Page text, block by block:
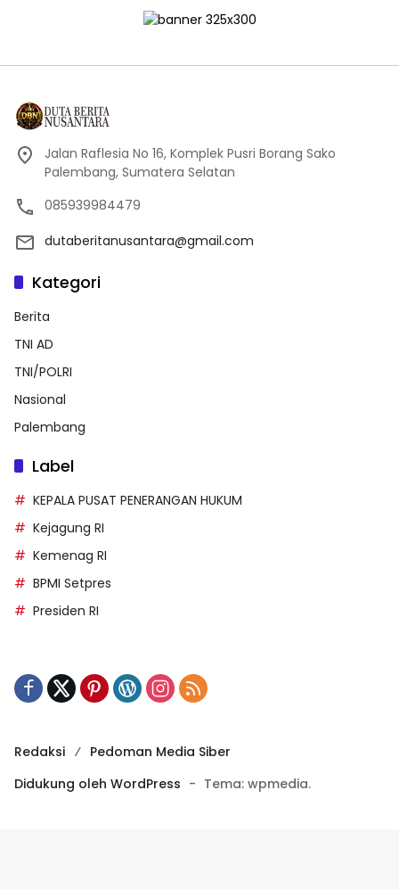
Jalan Raflesia No 16, Komplek Pusri Borang Sako
Palembang, Sumatera Selatan
085939984479
dutaberitanusantara@gmail.com
Kategori
Berita
TNI AD
TNI/POLRI
Nasional
Palembang
Label
KEPALA PUSAT PENERANGAN HUKUM
Kejagung RI
Kemenag RI
BPMI Setpres
Presiden RI
Redaksi
Pedoman Media Siber
Didukung oleh WordPress - Tema: wpmedia.